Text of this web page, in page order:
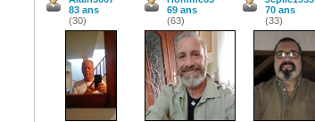
83 ans
(30)
69 ans
(63)
70 ans
(33)